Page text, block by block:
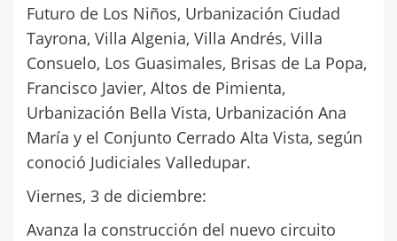
Futuro de Los Niños, Urbanización Ciudad
Tayrona, Villa Algenia, Villa Andrés, Villa
Consuelo, Los Guasimales, Brisas de La Popa,
Francisco Javier, Altos de Pimienta,
Urbanización Bella Vista, Urbanización Ana
María y el Conjunto Cerrado Alta Vista, según
conoció Judiciales Valledupar.
Viernes, 3 de diciembre:
Avanza la construcción del nuevo circuito